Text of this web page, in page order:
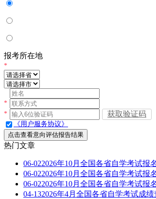
报考所在地
*
*
*
获取验证码
《用户服务协议》
点击查看意向评估报告结果
热门文章
06-022026年10月全国各省自学考试报
06-022026年10月全国各省自学考试报
06-022026年10月全国各省自学考试报
04-132026年4月全国各省自学考试成